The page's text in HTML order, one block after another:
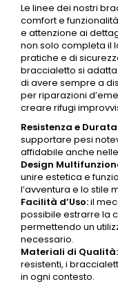
Le linee dei nostri
comfort e
e attenzione ai
non solo completa il
pratiche e di
braccialetto si
di avere sempre a
per riparazioni
creare rifugi
Resistenza e
supportare pesi
affidabile anche
Design
unire estetica e
l’avventura e lo stile
Facilità d’Uso:il
possibile estrarre la
permettendo un
necessario.
Materiali di Qualità:
resistenti, i
in ogni contesto.